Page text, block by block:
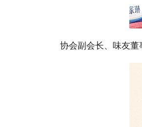
协会副会长、味友董